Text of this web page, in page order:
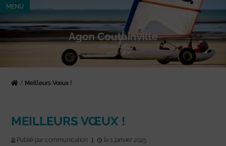
MENU
/ Meilleurs Vœux !
MEILLEURS VŒUX !
Publié par communication le 1 janvier 2025